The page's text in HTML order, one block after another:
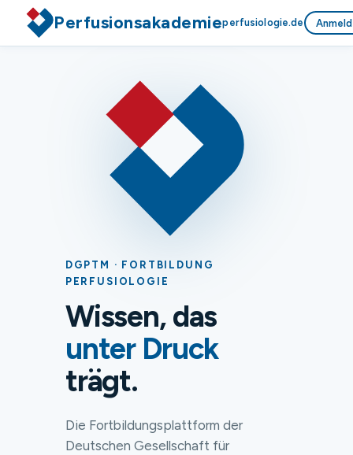
Perfusionsakademieperfusiologie.de
DGPTM · FORTBILDUNG
PERFUSIOLOGIE
Wissen, das
unter Druck
trägt.
Die Fortbildungsplattform der
Deutschen Gesellschaft für